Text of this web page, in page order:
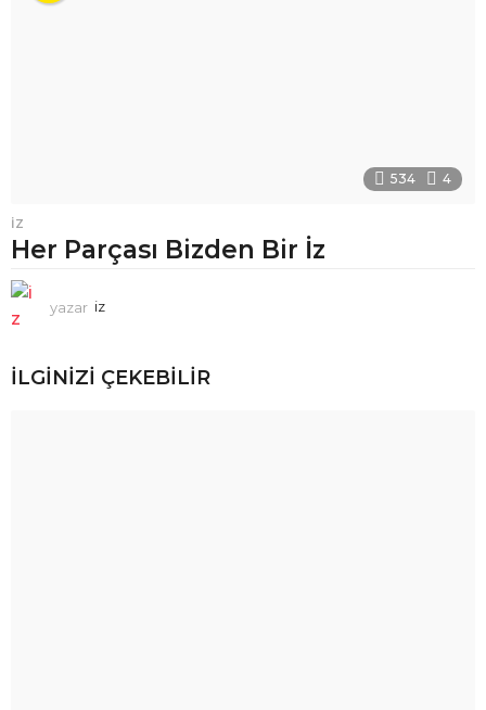
534 4
İZ
Her Parçası Bizden Bir İz
yazar iz
İLGINIZI ÇEKEBILIR